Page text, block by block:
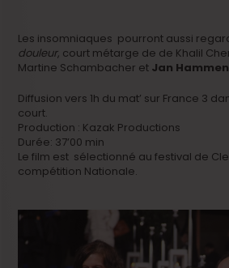
Les insomniaques pourront aussi
douleur, court métarge de de Khalil
Martine Schambacher et Jan
Diffusion vers 1h du mat’ sur France 3
court.
Production : Kazak Productions
Durée: 37’00 min
Le film est sélectionné au festival de
compétition Nationale.